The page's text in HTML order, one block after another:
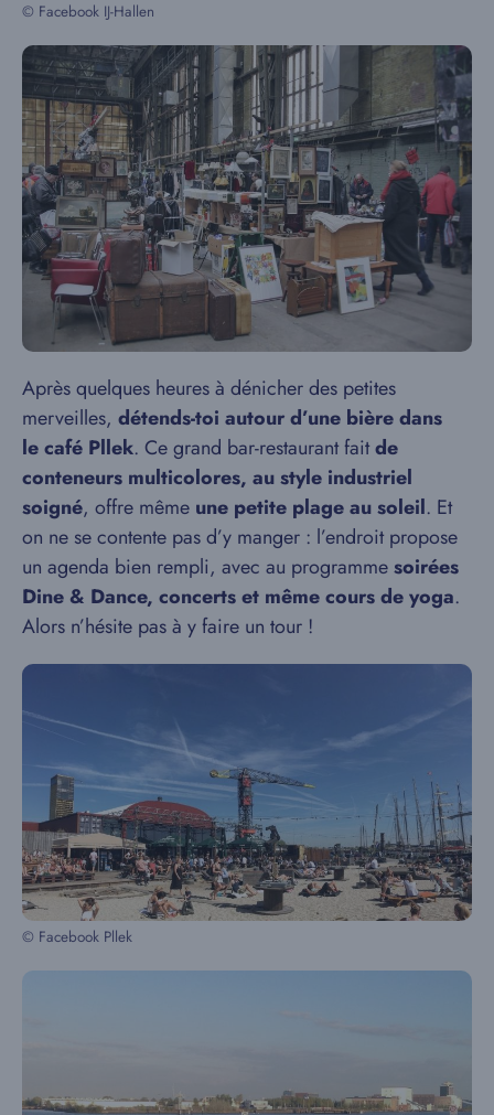
© Facebook IJ-Hallen
Après quelques heures à dénicher des petites
merveilles, détends-toi autour d’une bière dans
le café Pllek. Ce grand bar-restaurant faitde
conteneurs multicolores, au style industriel
soigné, offre même une petite plage au soleil. Et
on ne se contente pas d’y manger : l’endroit propose
un agenda bien rempli, avec au programmesoirées
Dine & Dance, concerts et même cours de yoga.
Alors n’hésite pas à y faire un tour !
© Facebook Pllek